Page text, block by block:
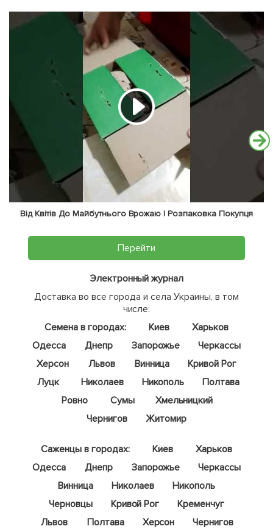
Від Квітів До Майбутнього Врожаю | Розпаковка Покупця
Перейти
Электронный журнал
Доставка во все города и села Украины, в том
числе:
Семена в городах:
Киев
Харьков
Одесса
Днепр Запорожье
Черкассы
Херсон
Львов Винница
Кривой Рог
Луцк
Николаев Никополь
Полтава
Ровно
Сумы
Хмельницкий
Чернигов
Житомир
Саженцы в городах: Киев
Харьков
Одесса
Днепр Запорожье
Черкассы
Винница
Николаев
Никополь
Черновцы
Кривой Рог
Кременчуг
Львов
Полтава Херсон
Чернигов